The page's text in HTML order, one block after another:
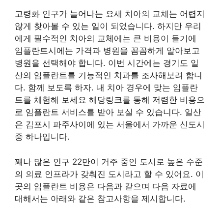
고령화 인구가 늘어나는 요새 치아의 교체는 어렵지
않게 찾아볼 수 있는 일이 되었습니다. 하지만 우리
에게 필수적인 치아의 교체에는 큰 비용이 들기에
임플란트시에는 가격과 병원을 꼼꼼하게 알아보고
병원을 선택해야 합니다. 이번 시간에는 경기도 일
산의 임플란트를 기능적인 치과를 조사해보려 합니
다. 함께 보도록 하자. 내 치아 경우에 맞는 임플란
트를 체험해 보세요 해당링크를 통해 저렴한 비용으
로 임플란트 서비스를 받아 보실 수 있습니다. 일산
은 김포시 파주사이에 있는 서울에서 가까운 신도시
중 하나입니다.
꽤나 많은 인구 22만이 거주 중인 도시로 높은 수준
의 의료 인프라가 갖춰진 도시라고 할 수 있어요. 이
곳의 임플란트 비용은 다음과 같으며 다음 자료에
대해서는 아래와 같은 참고사항을 제시합니다.